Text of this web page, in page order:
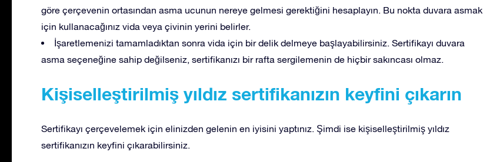
göre çerçevenin ortasından asma ucunun nereye gelmesi gerektiğini hesaplayın. Bu nokta duvara asmak
için kullanacağınız vida veya çivinin yerini belirler.
İşaretlemenizi tamamladıktan sonra vida için bir delik delmeye başlayabilirsiniz. Sertifikayı duvara
asma seçeneğine sahip değilseniz, sertifikanızı bir rafta sergilemenin de hiçbir sakıncası olmaz.
Kişiselleştirilmiş yıldız sertifikanızın keyfini çıkarın
Sertifikayı çerçevelemek için elinizden gelenin en iyisini yaptınız. Şimdi ise kişiselleştirilmiş yıldız
sertifikanızın keyfini çıkarabilirsiniz.